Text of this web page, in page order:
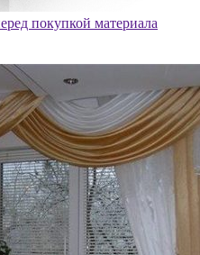
покупкой материала